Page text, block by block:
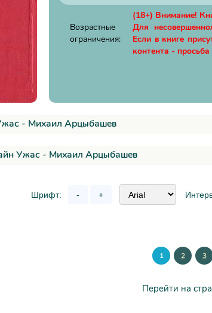
Возрастные
ограничения:
(18+) Внимание!
Для
Если в книге
контента -
- Михаил Арцыбашев
Ужас - Михаил Арцыбашев
Шрифт: - +
1 2 3
Перейти на